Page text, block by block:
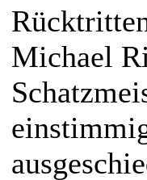
Michael